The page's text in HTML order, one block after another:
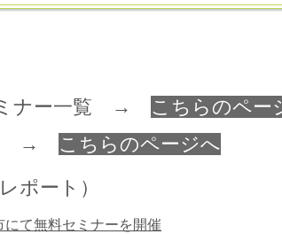
ナー一覧 → こちらのペー
→ こちらのページへ
ポート）
にて無料セミナーを開催